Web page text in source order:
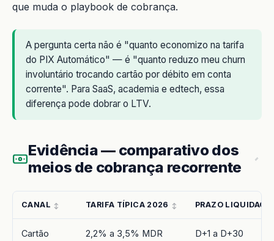
que muda o playbook de cobrança.
A pergunta certa não é "quanto economizo na tarifa
do PIX Automático" — é "quanto reduzo meu churn
involuntário trocando cartão por débito em conta
corrente". Para SaaS, academia e edtech, essa
diferença pode dobrar o LTV.
Evidência — comparativo dos
meios de cobrança recorrente
CANAL TARIFA TÍPICA 2026 PRAZO
Cartão
2,2% a 3,5% MDR D+1 a D+30